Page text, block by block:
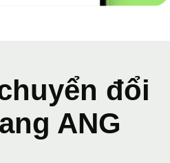
đổi
ANG